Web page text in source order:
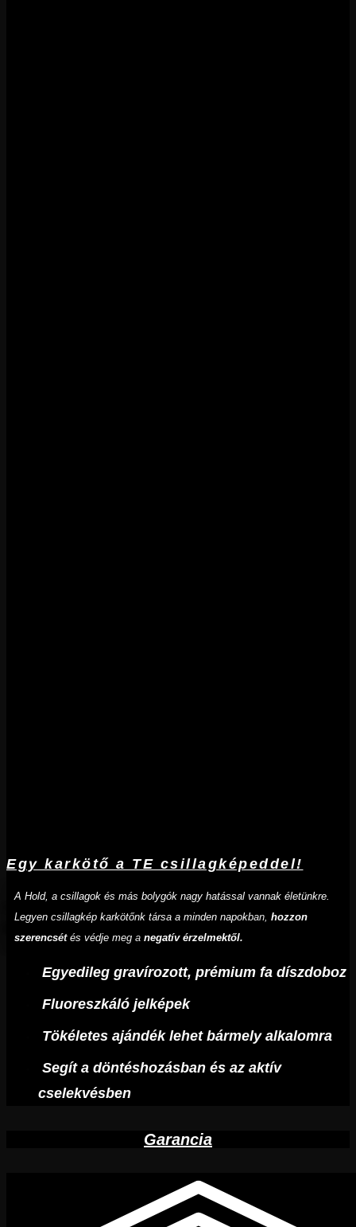
Egy karkötő a TE csillagképeddel!
A Hold, a csillagok és más bolygók nagy hatással vannak életünkre.
Legyen csillagkép karkötőnk társa a minden napokban, hozzon
szerencsétés védje meg a negatív érzelmektől.
Egyedileg gravírozott, prémium fa díszdoboz
Fluoreszkáló jelképek
Tökéletes ajándék lehet bármely alkalomra
Segít a döntéshozásban és az aktív
cselekvésben
Garancia